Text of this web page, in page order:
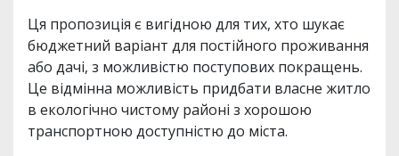
Ця пропозиція є вигідною для тих, хто шукає
бюджетний варіант для постійного проживання
або дачі, з можливістю поступових покращень.
Це відмінна можливість придбати власне житло
в екологічно чистому районі з хорошою
транспортною доступністю до міста.